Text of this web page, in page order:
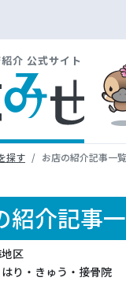
介 公式サイト
探す お店の紹介記事一覧
紹介記事
地区
はり・きゅう・接骨院